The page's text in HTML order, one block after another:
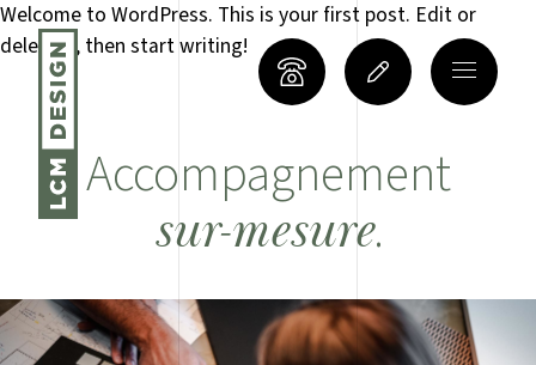
Welcome to WordPress. This is your first post. Edit or
delete it, then start writing!
Accompagnement
sur-mesure.